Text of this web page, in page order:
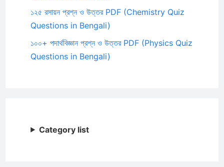
১২৫ রসায়ন প্রশ্ন ও উত্তর PDF (Chemistry Quiz
Questions in Bengali)
১০০+ পদার্থবিজ্ঞান প্রশ্ন ও উত্তর PDF (Physics Quiz
Questions in Bengali)
Category list